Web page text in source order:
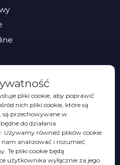
pliki cookie, aby poprawić
nich pliki cookie, które są
są przechowywane w
do działania
również plików cookie
analizować i rozumieć
Te pliki cookie będą
użytkownika wyłącznie za jego